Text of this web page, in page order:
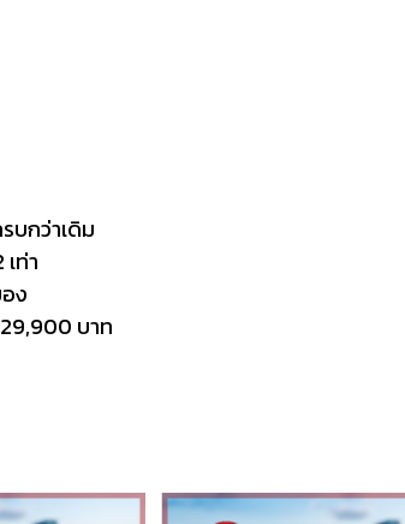
บกว่าเดิม
ท่า
ง
บาท